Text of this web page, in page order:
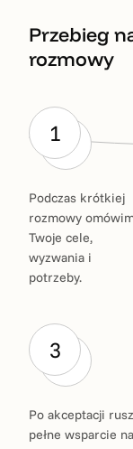
Przebieg
rozmowy
1
Podczas krótkiej
rozmowy
Twoje cele,
wyzwania i
potrzeby.
3
Po akceptacji
pełne wsparcie